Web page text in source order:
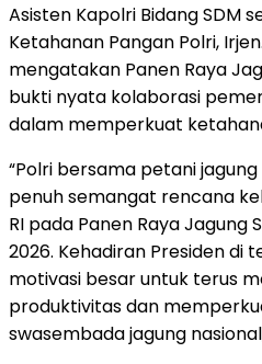
Asisten Kapolri Bidang SDM
Ketahanan Pangan Polri, Irjen.
mengatakan Panen Raya
bukti nyata kolaborasi
dalam memperkuat
“Polri bersama petani
penuh semangat rencana
RI pada Panen Raya Jagung
2026. Kehadiran Presiden di
motivasi besar untuk terus
produktivitas dan
swasembada jagung